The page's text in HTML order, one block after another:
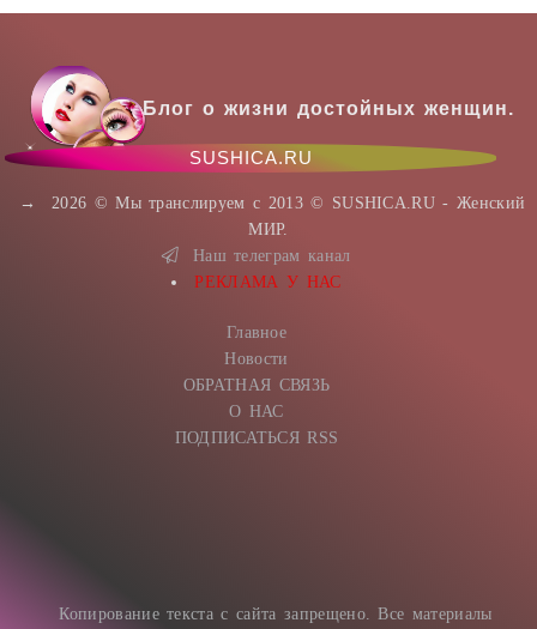
Блог о жизни достойных женщин.
SUSHICA.RU
→ 2026 © Мы транслируем с 2013 © SUSHICA.RU - Женский
МИР.
Наш телеграм канал
РЕКЛАМА У НАС
Главное
Новости
ОБРАТНАЯ СВЯЗЬ
О НАС
ПОДПИСАТЬСЯ RSS
Копирование текста с сайта запрещено. Все материалы